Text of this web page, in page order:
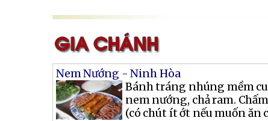
Nem Nướng - Ninh Hòa
Bánh tráng nhúng mềm
nem nướng, chả ram.
(có chút ít ớt nếu muốn ăn